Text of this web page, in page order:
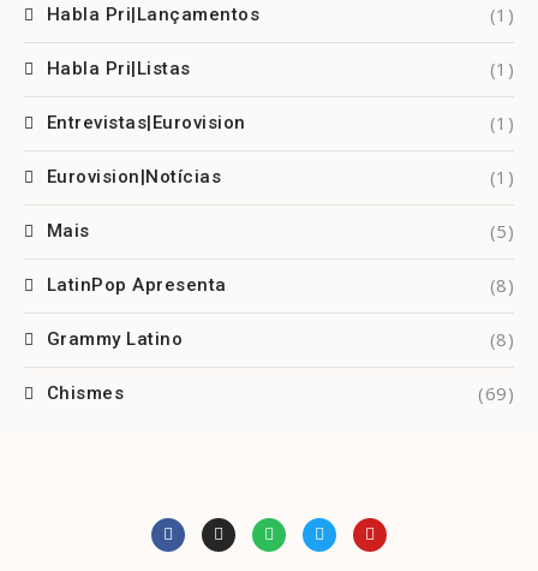
Habla Pri|Lançamentos (1)
Habla Pri|Listas (1)
Entrevistas|Eurovision (1)
Eurovision|Notícias (1)
Mais (5)
LatinPop Apresenta (8)
Grammy Latino (8)
Chismes (69)